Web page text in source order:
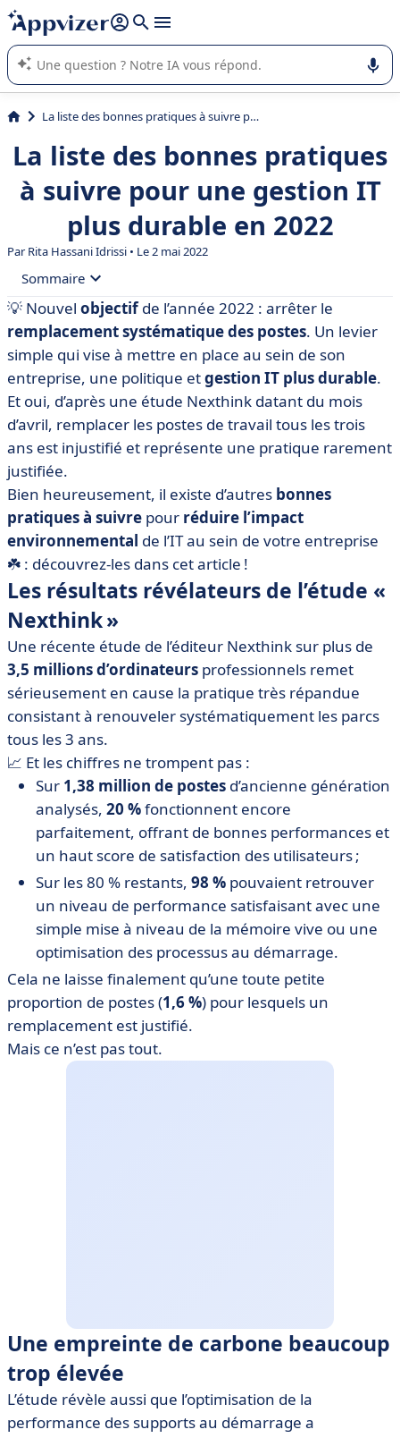
répondre (plusieurs lignes avec
L'IA de Appvizer vous guide dans l'utilisation ou la sélection de
logiciel SaaS en entreprise.
La liste des bonnes pratiques à suivre pour une gestion IT plus durable en 2022
La liste des bonnes pratiques
à suivre pour une gestion IT
plus durable en 2022
ParRita Hassani Idrissi • Le 2 mai 2022
Sommaire
• Les résultats révélateurs de l’étude « Nexthink »
• Une empreinte de carbone beaucoup trop élevée
• Quelles sont les bonnes pratiques à adopter alors ?
💡 Nouvel objectifde l’année 2022 : arrêter le
remplacement systématique des postes. Un levier
simple qui vise à mettre en place au sein de son
entreprise, une politique etgestion IT plus durable.
Et oui, d’après une étude Nexthink datant du mois
d’avril, remplacer les postes de travail tous les trois
ans est injustifié et représente une pratique rarement
justifiée.
Bien heureusement, il existe d’autres bonnes
pratiques à suivre pour réduire l’impact
environnemental de l’IT au sein de votre entreprise
☘️ : découvrez-les dans cet article !
Les résultats révélateurs de l’étude «
Nexthink »
Une récente étude de l’éditeur Nexthink sur plus de
3,5 millions d’ordinateurs professionnels remet
sérieusement en cause la pratique très répandue
consistant à renouveler systématiquement les parcs
tous les 3 ans.
📈 Et les chiffres ne trompent pas :
Sur 1,38 million de postes d’ancienne génération
analysés, 20 %fonctionnent encore
parfaitement, offrant de bonnes performances et
un haut score de satisfaction des utilisateurs ;
Sur les 80 % restants, 98 % pouvaient retrouver
un niveau de performance satisfaisant avec une
simple mise à niveau de la mémoire vive ou une
optimisation des processus au démarrage.
Cela ne laisse finalement qu’une toute petite
proportion de postes (1,6 %) pour lesquels un
remplacement est justifié.
Mais ce n’est pas tout.
Une empreinte de carbone beaucoup
trop élevée
L’étude révèle aussi que l’optimisation de la
performance des supports au démarrage a